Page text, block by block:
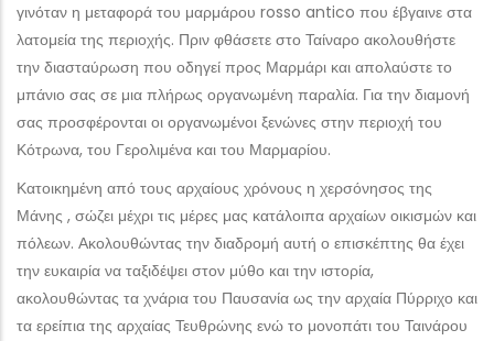
γινόταν η μεταφορά του μαρμάρου rosso antico που έβγαινε στα
λατομεία της περιοχής. Πριν φθάσετε στο Ταίναρο ακολουθήστε
την διασταύρωση που οδηγεί προς Μαρμάρι και απολαύστε το
μπάνιο σας σε μια πλήρως οργανωμένη παραλία. Για την διαμονή
σας προσφέρονται οι οργανωμένοι ξενώνες στην περιοχή του
Κότρωνα, του Γερολιμένα και του Μαρμαρίου.
Κατοικημένη από τους αρχαίους χρόνους η χερσόνησος της
Μάνης , σώζει μέχρι τις μέρες μας κατάλοιπα αρχαίων οικισμών και
πόλεων. Ακολουθώντας την διαδρομή αυτή ο επισκέπτης θα έχει
την ευκαιρία να ταξιδέψει στον μύθο και την ιστορία,
ακολουθώντας τα χνάρια του Παυσανία ως την αρχαία Πύρριχο και
τα ερείπια της αρχαίας Τευθρώνης ενώ το μονοπάτι του Ταινάρου